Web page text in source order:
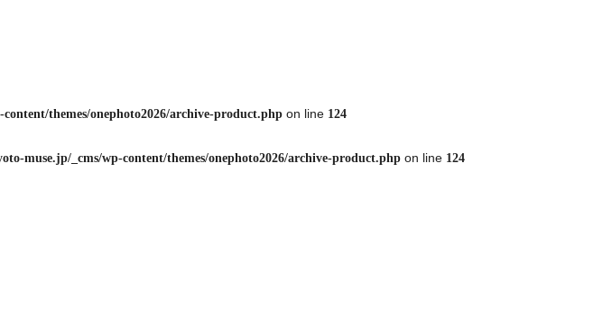
themes/onephoto2026/archive-product.php on line 124
muse.jp/_cms/wp-content/themes/onephoto2026/archive-product.php on line 124